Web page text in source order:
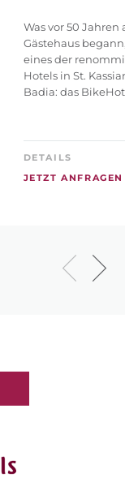
Was vor 50 Jahren
Gästehaus
eines der
Hotels in St.
Badia: das
DETAILS
JETZT ANFRAGEN